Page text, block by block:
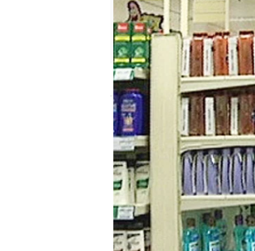
Nova
Publicado:18 de
Bruno